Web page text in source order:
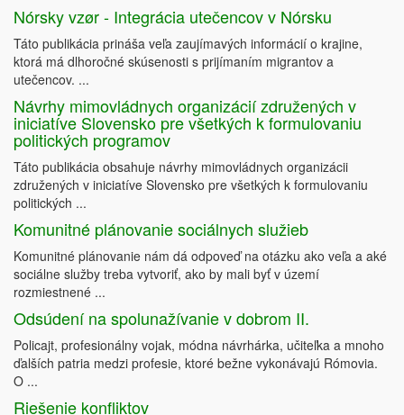
Nórsky vzør - Integrácia utečencov v Nórsku
Táto publikácia prináša veľa zaujímavých informácií o krajine,
ktorá má dlhoročné skúsenosti s prijímaním migrantov a
utečencov. ...
Návrhy mimovládnych organizácií združených v
iniciatíve Slovensko pre všetkých k formulovaniu
politických programov
Táto publikácia obsahuje návrhy mimovládnych organizácii
združených v iniciatíve Slovensko pre všetkých k formulovaniu
politických ...
Komunitné plánovanie sociálnych služieb
Komunitné plánovanie nám dá odpoveď na otázku ako veľa a aké
sociálne služby treba vytvoriť, ako by mali byť v území
rozmiestnené ...
Odsúdení na spolunažívanie v dobrom II.
Policajt, profesionálny vojak, módna návrhárka, učiteľka a mnoho
ďalších patria medzi profesie, ktoré bežne vykonávajú Rómovia.
O ...
Riešenie konfliktov